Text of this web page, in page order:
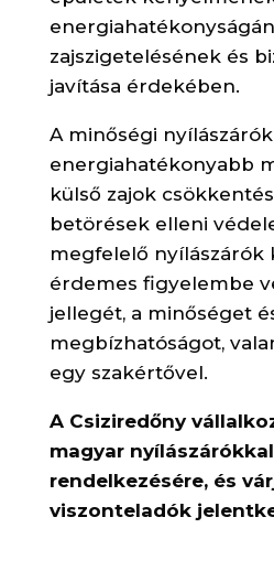
zajszigetelésének és
javítása érdekében.
A minőségi
energiahatékonyabb
külső zajok
betörések elleni
megfelelő nyílászárók
érdemes figyelembe
jellegét, a minőséget
megbízhatóságot,
egy szakértővel.
A Csiziredőny
magyar
rendelkezésére, és
viszonteladók